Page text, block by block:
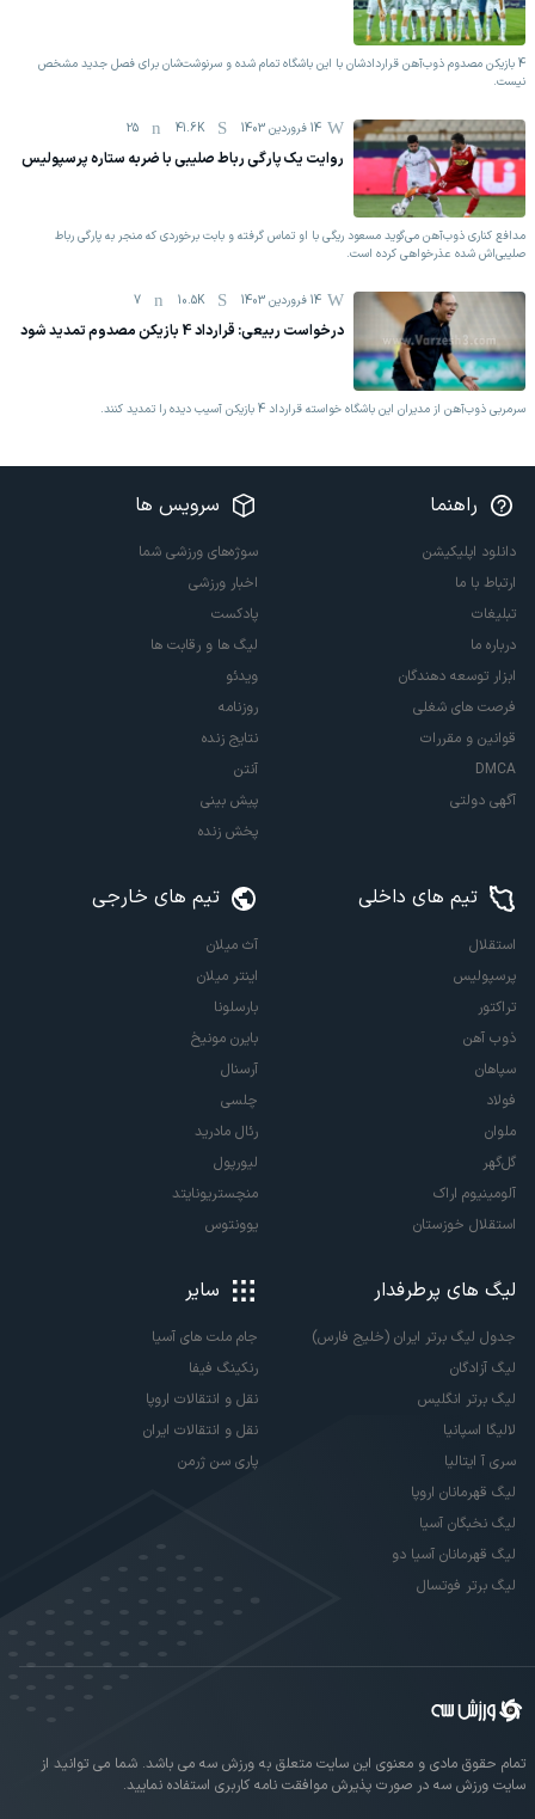
4 بازیکن مصدوم ذوب‌آهن قراردادشان با این باشگاه تمام شده و سرنوشت‌شان برای فصل جدید مشخص
نیست.
14 فروردين 1403 41.6K
25
روایت یک پارگی رباط صلیبی با ضربه ستاره پرسپولیس
مدافع کناری ذوب‌آهن می‌گوید مسعود ریگی با او تماس گرفته و بابت برخوردی که منجر به پارگی رباط
صلیبی‌اش شده عذرخواهی کرده است.
14 فروردين 1403 10.5K
7
درخواست ربیعی: قرارداد 4 بازیکن مصدوم تمدید شود
سرمربی ذوب‌آهن از مدیران این باشگاه خواسته قرارداد 4 بازیکن آسیب دیده را تمدید کنند.
راهنما
دانلود اپلیکیشن
ارتباط با ما
تبلیغات
درباره ما
ابزار توسعه دهندگان
فرصت های شغلی
قوانین و مقررات
DMCA
آگهی دولتی
سرویس ها
سوژه‌های ورزشی شما
اخبار ورزشی
پادکست
لیگ ها و رقابت ها
ویدئو
روزنامه
نتایج زنده
آنتن
پیش بینی
پخش زنده
تیم های داخلی
استقلال
پرسپولیس
تراکتور
ذوب آهن
سپاهان
فولاد
ملوان
گل‌گهر
آلومینیوم اراک
استقلال خوزستان
تیم های خارجی
آث میلان
اینتر میلان
بارسلونا
بایرن مونیخ
آرسنال
چلسی
رئال مادرید
لیورپول
منچستریونایتد
یوونتوس
لیگ های پرطرفدار
جدول لیگ برتر ایران (خلیج فارس)
لیگ آزادگان
لیگ برتر انگلیس
لالیگا اسپانیا
سری آ ایتالیا
لیگ قهرمانان اروپا
لیگ نخبگان آسیا
لیگ قهرمانان آسیا دو
لیگ برتر فوتسال
سایر
جام ملت های آسیا
رنکینگ فیفا
نقل و انتقالات اروپا
نقل و انتقالات ایران
پاری سن ژرمن
تمام حقوق مادی و معنوی این سایت متعلق به ورزش سه می باشد. شما می توانید از
سایت ورزش سه در صورت پذیرش موافقت نامه کاربری استفاده نمایید.